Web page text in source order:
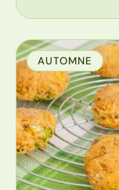
AUTOMNE